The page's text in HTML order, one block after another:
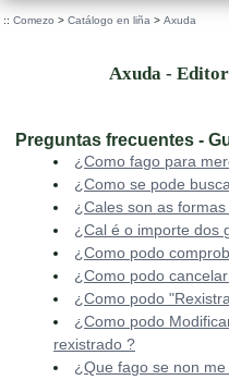
:: Comezo > Catálogo en liña > Axuda
Axuda -
Preguntas frecuentes -
¿Como fago para
¿Como se pode
¿Cales son as
¿Cal é o importe dos
¿Como podo
¿Como podo
¿Como podo
¿Como podo
rexistrado ?
¿Que fago se non